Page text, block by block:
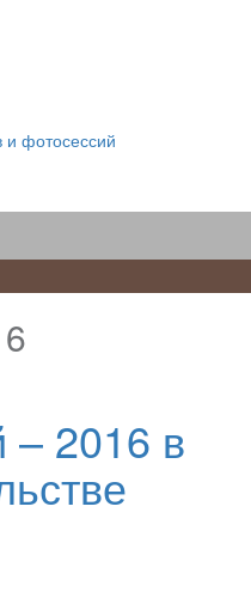
и фотосессий
– 2016 в